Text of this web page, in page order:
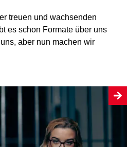
treuen und wachsenden
es schon Formate über uns
aber nun machen wir